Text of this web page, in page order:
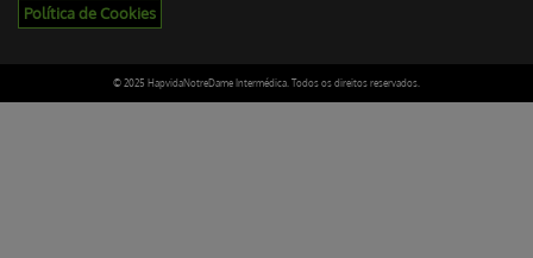
Política de Cookies
© 2025 HapvidaNotreDame Intermédica. Todos os direitos reservados.